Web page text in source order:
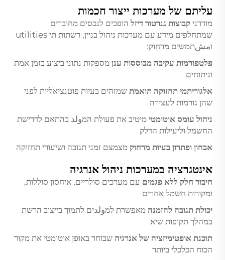
עליתם של מערכות ייצור חכמות
מודרני קבוצות גנרטור דיזל הופכים לנכסים מחוברים
שמתחלפים מידע עם מערכות ניהול בניין, רשתות תי utilities
וمشתמשים מרחוק:
פלטפורמות עקיבה מבוססות ענן מספקות נתוני ביצוע בזמן אמת
וניתוחים
אלגוריתמי תחזוקה תואמת שמזהים בעיות פוטנציאליות לפני
שהן גורמות לעצירה
ניהול עומס אוטומטי מיטיב את פעולת המولد בהתאם לדרישת
החשמל וליעילות הדלק
אבחון ופתרון בעיות מרחוק מצמצם זמני תגובה ושיעורי תחזוקה
אינטגרציה במערכות ניהול אנרגיה
חיבור חלק ללא פגמים עם מערכים סולריים, איחסון סוללות,
ומקורות חשמל אחרים
יכולת תגובה להזמנה מאפשרת למولدים לתמוך בייצוב הרשת
במהלך תקופות שיא
תוכנת אופטימיזציה של אנרגיה שבוחר באופן אוטומטי את מקור
הכוח הכלכלי ביותר